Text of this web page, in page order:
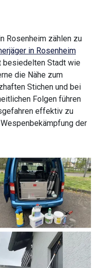
Rosenheim zählen zu
in Rosenheim
besiedelten Stadt wie
die Nähe zum
Stichen und bei
Folgen führen
effektiv zu
der